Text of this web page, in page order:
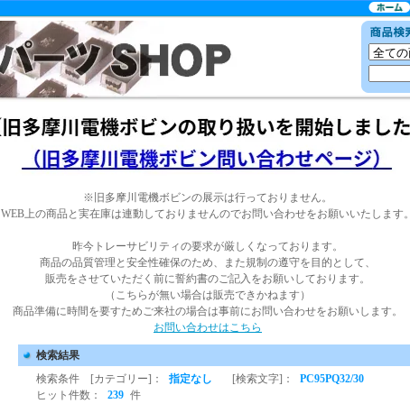
※旧多摩川電機ボビンの展示は行っておりません。
WEB上の商品と実在庫は連動しておりませんのでお問い合わせをお願いいたします
昨今トレーサビリティの要求が厳しくなっております。
商品の品質管理と安全性確保のため、また規制の遵守を目的として、
販売をさせていただく前に誓約書のご記入をお願いしております。
（こちらが無い場合は販売できかねます）
商品準備に時間を要すためご来社の場合は事前にお問い合わせをお願いします。
お問い合わせはこちら
検索結果
検索条件 [カテゴリー]：
指定なし [検索文字]：
PC95PQ32/30
ヒット件数：
239 件